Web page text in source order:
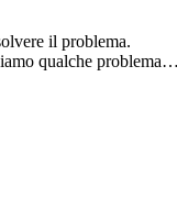
il problema.
qualche